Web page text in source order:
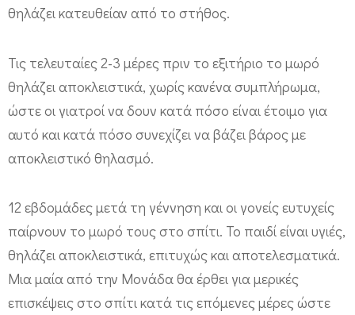
θηλάζει κατευθείαν από το στήθος.
Τις τελευταίες 2-3 μέρες πριν το εξιτήριο το μωρό
θηλάζει αποκλειστικά, χωρίς κανένα συμπλήρωμα,
ώστε οι γιατροί να δουν κατά πόσο είναι έτοιμο για
αυτό και κατά πόσο συνεχίζει να βάζει βάρος με
αποκλειστικό θηλασμό.
12 εβδομάδες μετά τη γέννηση και οι γονείς ευτυχείς
παίρνουν το μωρό τους στο σπίτι. Το παιδί είναι υγιές,
θηλάζει αποκλειστικά, επιτυχώς και αποτελεσματικά.
Μια μαία από την Μονάδα θα έρθει για μερικές
επισκέψεις στο σπίτι κατά τις επόμενες μέρες ώστε